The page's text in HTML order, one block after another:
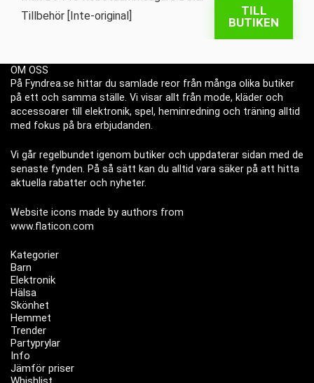
TILL
BUTIKEN
OM OSS
På Fyndrea.se hittar du samlade reor från många olika butiker
på ett och samma ställe. Vi visar allt från mode, kläder och
accessoarer till elektronik, spel, heminredning och träning alltid
med fokus på bra erbjudanden.
Vi går regelbundet igenom butiker och uppdaterar sidan med de
senaste fynden. På så sätt kan du alltid vara säker på att hitta
aktuella rabatter och nyheter.
Website icons made by authors from
www.flaticon.com
Kategorier
Barn
Elektronik
Hälsa
Skönhet
Hemmet
Trender
Partyprylar
Info
Jämför priser